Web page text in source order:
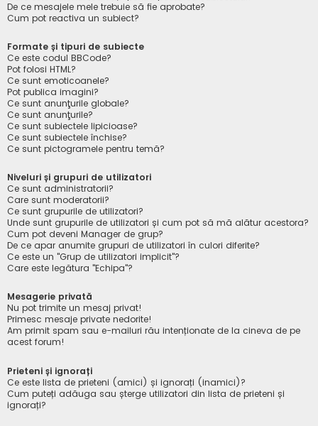
De ce mesajele mele trebuie să fie aprobate?
Cum pot reactiva un subiect?
Formate și tipuri de subiecte
Ce este codul BBCode?
Pot folosi HTML?
Ce sunt emoticoanele?
Pot publica imagini?
Ce sunt anunţurile globale?
Ce sunt anunţurile?
Ce sunt subiectele lipicioase?
Ce sunt subiectele închise?
Ce sunt pictogramele pentru temă?
Niveluri și grupuri de utilizatori
Ce sunt administratorii?
Care sunt moderatorii?
Ce sunt grupurile de utilizatori?
Unde sunt grupurile de utilizatori și cum pot să mă alătur acestora?
Cum pot deveni Manager de grup?
De ce apar anumite grupuri de utilizatori în culori diferite?
Ce este un "Grup de utilizatori implicit"?
Care este legătura "Echipa"?
Mesagerie privată
Nu pot trimite un mesaj privat!
Primesc mesaje private nedorite!
Am primit spam sau e-mailuri rău intenționate de la cineva de pe
acest forum!
Prieteni și ignorați
Ce este lista de prieteni (amici) și ignorați (inamici)?
Cum puteți adăuga sau șterge utilizatori din lista de prieteni și
ignorați?